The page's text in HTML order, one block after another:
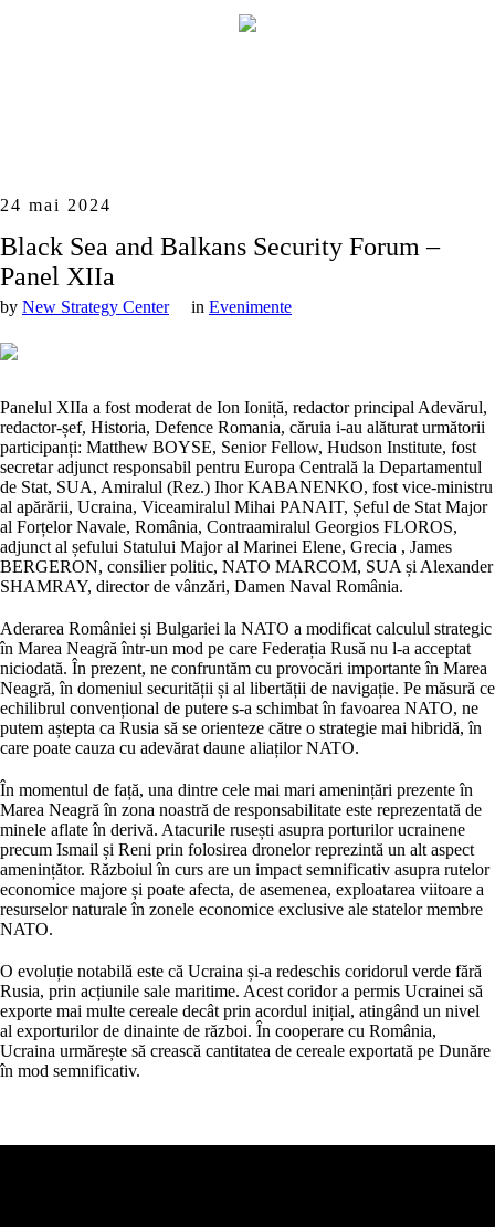
24 mai 2024
Black Sea and Balkans Security Forum –
Panel XIIa
by New Strategy Center in Evenimente
Panelul XIIa a fost moderat de Ion Ioniță, redactor principal Adevărul,
redactor-șef, Historia, Defence Romania, căruia i-au alăturat următorii
participanți: Matthew BOYSE, Senior Fellow, Hudson Institute, fost
secretar adjunct responsabil pentru Europa Centrală la Departamentul
de Stat, SUA, Amiralul (Rez.) Ihor KABANENKO, fost vice-ministru
al apărării, Ucraina, Viceamiralul Mihai PANAIT, Șeful de Stat Major
al Forțelor Navale, România, Contraamiralul Georgios FLOROS,
adjunct al șefului Statului Major al Marinei Elene, Grecia , James
BERGERON, consilier politic, NATO MARCOM, SUA și Alexander
SHAMRAY, director de vânzări, Damen Naval România.
Aderarea României și Bulgariei la NATO a modificat calculul strategic
în Marea Neagră într-un mod pe care Federația Rusă nu l-a acceptat
niciodată. În prezent, ne confruntăm cu provocări importante în Marea
Neagră, în domeniul securității și al libertății de navigație. Pe măsură ce
echilibrul convențional de putere s-a schimbat în favoarea NATO, ne
putem aștepta ca Rusia să se orienteze către o strategie mai hibridă, în
care poate cauza cu adevărat daune aliaților NATO.
În momentul de față, una dintre cele mai mari amenințări prezente în
Marea Neagră în zona noastră de responsabilitate este reprezentată de
minele aflate în derivă. Atacurile rusești asupra porturilor ucrainene
precum Ismail și Reni prin folosirea dronelor reprezintă un alt aspect
amenințător. Războiul în curs are un impact semnificativ asupra rutelor
economice majore și poate afecta, de asemenea, exploatarea viitoare a
resurselor naturale în zonele economice exclusive ale statelor membre
NATO.
O evoluție notabilă este că Ucraina și-a redeschis coridorul verde fără
Rusia, prin acțiunile sale maritime. Acest coridor a permis Ucrainei să
exporte mai multe cereale decât prin acordul inițial, atingând un nivel
al exporturilor de dinainte de război. În cooperare cu România,
Ucraina urmărește să crească cantitatea de cereale exportată pe Dunăre
în mod semnificativ.